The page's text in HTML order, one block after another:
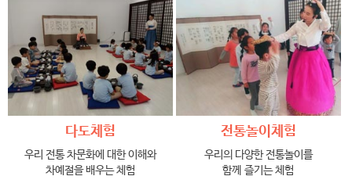
다도체험
우리 전통 차문화에 대한 이해와
차예절을 배우는 체험
전통놀이체험
우리의 다양한 전통놀이를
함께 즐기는 체험